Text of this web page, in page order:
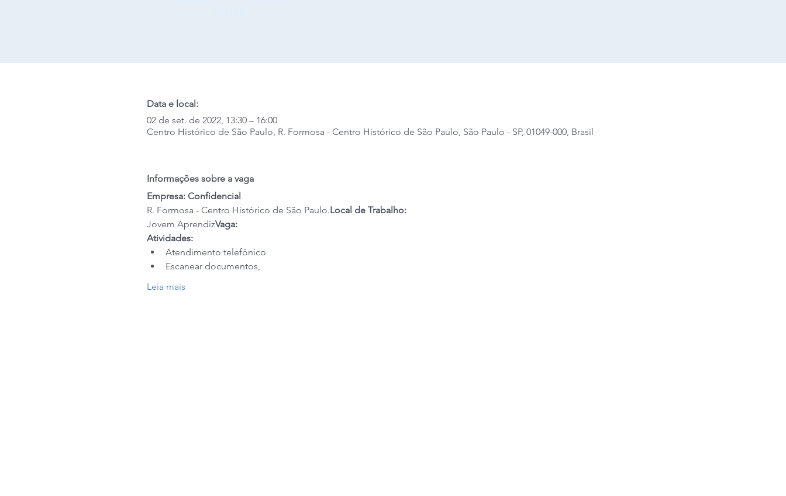
Data e local:
02 de set. de 2022, 13:30 – 16:00
Centro Histórico de São Paulo, R. Formosa - Centro Histórico de São Paulo, São Paulo - SP, 01049-000, Brasil
Informações sobre a vaga
Empresa: Confidencial
R. Formosa - Centro Histórico de São Paulo.Local de Trabalho:
Jovem AprendizVaga:
Atividades:
Atendimento telefônico
Escanear documentos,
Leia mais